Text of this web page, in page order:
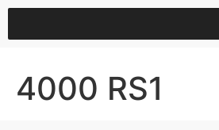
4000 RS1